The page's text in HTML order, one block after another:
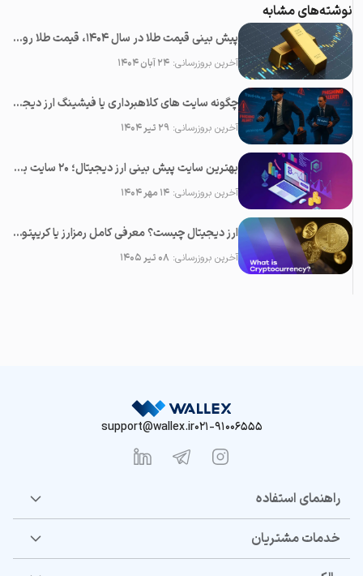
نوشته‌های مشابه
پیش بینی قیمت طلا در سال 1404، قیمت طلا روبه افزایش است یا کاهش؟
آخرین بروزرسانی:۲۴ آبان ۱۴۰۴
چگونه سایت های کلاهبرداری یا فیشینگ ارز دیجیتال را شناسایی کنیم؟
آخرین بروزرسانی:۲۹ تیر ۱۴۰۴
بهترین سایت پیش بینی ارز دیجیتال؛ ۲0 سایت برتر تحلیل کریپتو
آخرین بروزرسانی:۱۴ مهر ۱۴۰۴
ارز دیجیتال چیست؟ معرفی کامل رمزارز یا کریپتوکارنسی
آخرین بروزرسانی:۰۸ تیر ۱۴۰۵
021-91006555
support@wallex.ir
راهنمای استفاده
خدمات مشتریان